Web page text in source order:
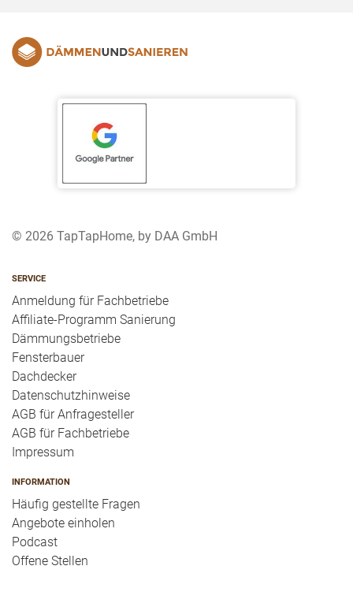
© 2026 TapTapHome, by DAA GmbH
SERVICE
Anmeldung für Fachbetriebe
Affiliate-Programm Sanierung
Dämmungsbetriebe
Fensterbauer
Dachdecker
Datenschutzhinweise
AGB für Anfragesteller
AGB für Fachbetriebe
Impressum
INFORMATION
Häufig gestellte Fragen
Angebote einholen
Podcast
Offene Stellen